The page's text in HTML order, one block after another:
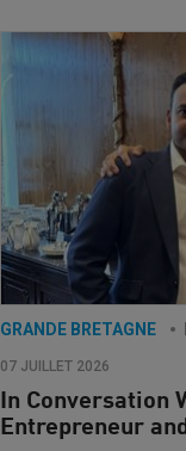
GRANDE BRETAGNE
07 JUILLET 2026
In Conversation
Entrepreneur